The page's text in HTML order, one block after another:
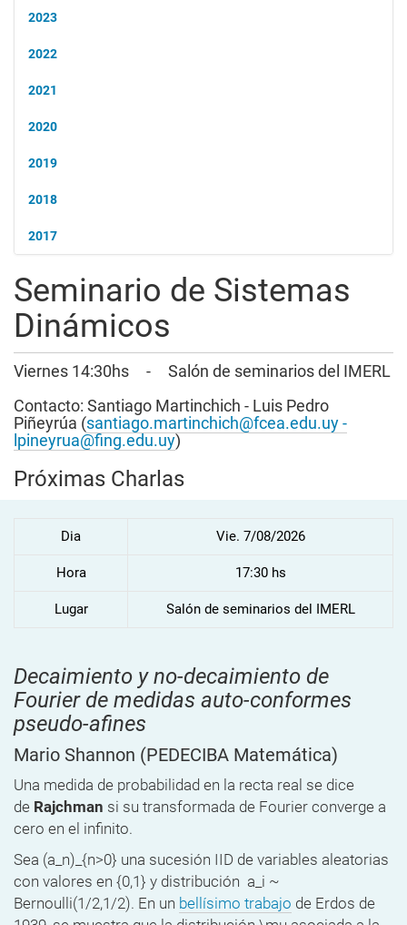
2023
2022
2021
2020
2019
2018
2017
Seminario de Sistemas
Dinámicos
Viernes 14:30hs -
Salón de seminarios del IMERL
Contacto: Santiago Martinchich - Luis Pedro
Piñeyrúa (santiago.martinchich@fcea.edu.uy -
lpineyrua@fing.edu.uy)
Próximas Charlas
Dia Vie. 7/08/2026
Hora 17:30 hs
Lugar Salón de seminarios del IMERL
Decaimiento y no-decaimiento de
Fourier de medidas auto-conformes
pseudo-afines
Mario Shannon (PEDECIBA Matemática)
Una medida de probabilidad en la recta real se dice
de Rajchman si su transformada de Fourier converge a
cero en el infinito.
Sea (a_n)_{n>0} una sucesión IID de variables aleatorias
con valores en {0,1} y distribución a_i ~
Bernoulli(1/2,1/2). En un bellísimo trabajo de Erdos de